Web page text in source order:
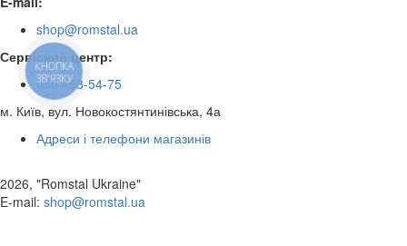
shop@romstal.ua
Сервісний центр:
050 468-54-75
м. Київ, вул. Новокостянтинівська, 4а
Адреси і телефони магазинів
2026, "Romstal Ukraine"
​E-mail: shop@romstal.ua
КНОПКА
ЗВ'ЯЗКУ